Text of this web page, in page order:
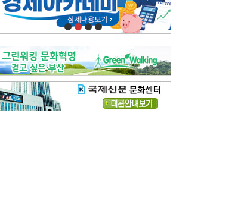
김지윤의 우리음악 이야기[전체보기]
세종시대 음악이 전해진 이유
영산회상, 불교음악에서 풍류음악으로
뉴스와 현장[전체보기]
‘800조 투자’ 희비 가른 재생에너지
뜨거워지는 바다, 북쪽으로 열리는 항로
데스크시각[전체보기]
물은 행정구역 경계를 따라 흐르지 않는다